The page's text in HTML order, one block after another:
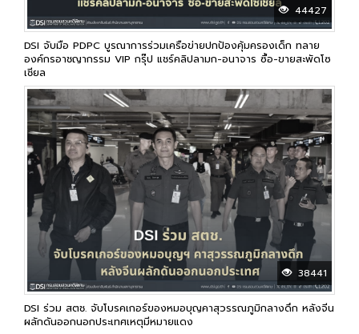
44427
DSI จับมือ PDPC บูรณาการร่วมเครือข่ายปกป้องคุ้มครองเด็ก ทลาย
องค์กรอาชญากรรม VIP กรุ๊ป แชร์คลิปลามก-อนาจาร ซื้อ-ขายสะพัดโซ
เชียล
38441
DSI ร่วม สตช. จับโบรคเกอร์ของหมอบุญคาสุวรรณภูมิกลางดึก หลังจีน
ผลักดันออกนอกประเทศเหตุมีหมายแดง